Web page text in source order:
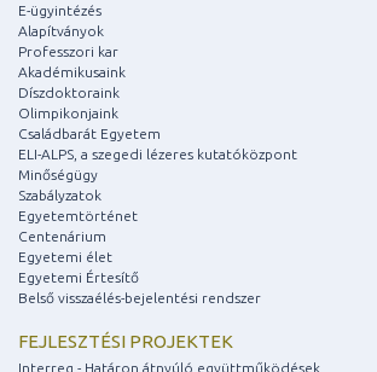
E-ügyintézés
Alapítványok
Professzori kar
Akadémikusaink
Díszdoktoraink
Olimpikonjaink
Családbarát Egyetem
ELI-ALPS, a szegedi lézeres kutatóközpont
Minőségügy
Szabályzatok
Egyetemtörténet
Centenárium
Egyetemi élet
Egyetemi Értesítő
Belső visszaélés-bejelentési rendszer
FEJLESZTÉSI PROJEKTEK
Interreg - Határon átnyúló együttműködések